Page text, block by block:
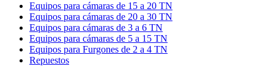
Equipos para cámaras de 15 a 20 TN
Equipos para cámaras de 20 a 30 TN
Equipos para cámaras de 3 a 6 TN
Equipos para cámaras de 5 a 15 TN
Equipos para Furgones de 2 a 4 TN
Repuestos